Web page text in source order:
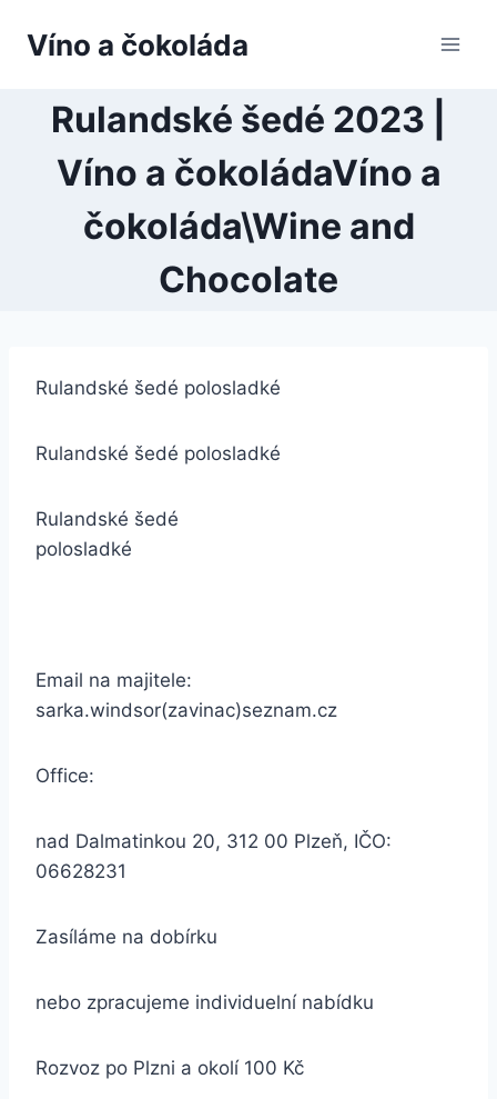
Víno a čokoláda
Rulandské šedé 2023 |
Víno a čokoládaVíno a
čokoláda\Wine and
Chocolate
Rulandské šedé polosladké
Rulandské šedé polosladké
Rulandské šedé
polosladké
Email na majitele:
sarka.windsor(zavinac)seznam.cz
Office:
nad Dalmatinkou 20, 312 00 Plzeň, IČO:
06628231
Zasíláme na dobírku
nebo zpracujeme individuelní nabídku
Rozvoz po Plzni a okolí 100 Kč